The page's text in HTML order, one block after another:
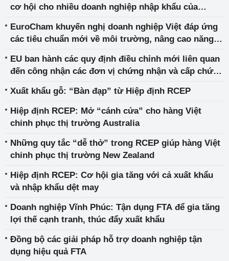
cơ hội cho nhiều doanh nghiệp nhập khẩu của
EuroCham khuyến nghị doanh nghiệp Việt đáp ứng
các tiêu chuẩn mới về môi trường, nâng cao năng
EU ban hành các quy định điều chỉnh mới liên quan
đến công nhận các đơn vị chứng nhận và cấp chứng
Xuất khẩu gỗ: “Bàn đạp” từ Hiệp định RCEP
Hiệp định RCEP: Mở “cánh cửa” cho hàng Việt
chinh phục thị trường Australia
Những quy tắc “dễ thở” trong RCEP giúp hàng Việt
chinh phục thị trường New Zealand
Hiệp định RCEP: Cơ hội gia tăng với cả xuất khẩu
và nhập khẩu dệt may
Doanh nghiệp Vĩnh Phúc: Tận dụng FTA để gia tăng
lợi thế cạnh tranh, thúc đẩy xuất khẩu
Đồng bộ các giải pháp hỗ trợ doanh nghiệp tận
dụng hiệu quả FTA